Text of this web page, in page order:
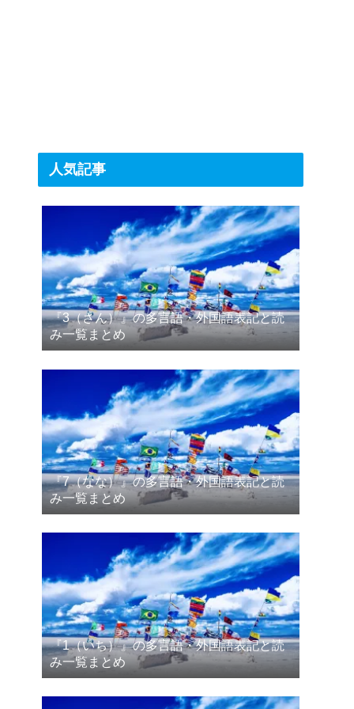
人気記事
『3（さん）』の多言語・外国語表記と読
み一覧まとめ
『7（なな）』の多言語・外国語表記と読
み一覧まとめ
『1（いち）』の多言語・外国語表記と読
み一覧まとめ